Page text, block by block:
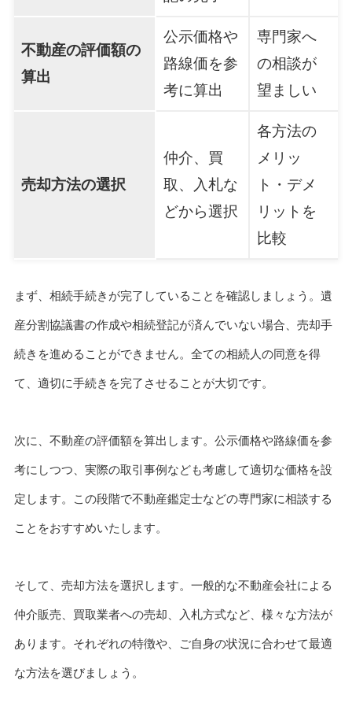
不動産の評価額の
算出
公示価格や
路線価を参
考に算出
専門家へ
の相談が
望ましい
売却方法の選択
仲介、買
取、入札な
どから選択
各方法の
メリッ
ト・デメ
リットを
比較
まず、相続手続きが完了していることを確認しましょう。遺
産分割協議書の作成や相続登記が済んでいない場合、売却手
続きを進めることができません。全ての相続人の同意を得
て、適切に手続きを完了させることが大切です。
次に、不動産の評価額を算出します。公示価格や路線価を参
考にしつつ、実際の取引事例なども考慮して適切な価格を設
定します。この段階で不動産鑑定士などの専門家に相談する
ことをおすすめいたします。
そして、売却方法を選択します。一般的な不動産会社による
仲介販売、買取業者への売却、入札方式など、様々な方法が
あります。それぞれの特徴や、ご自身の状況に合わせて最適
な方法を選びましょう。